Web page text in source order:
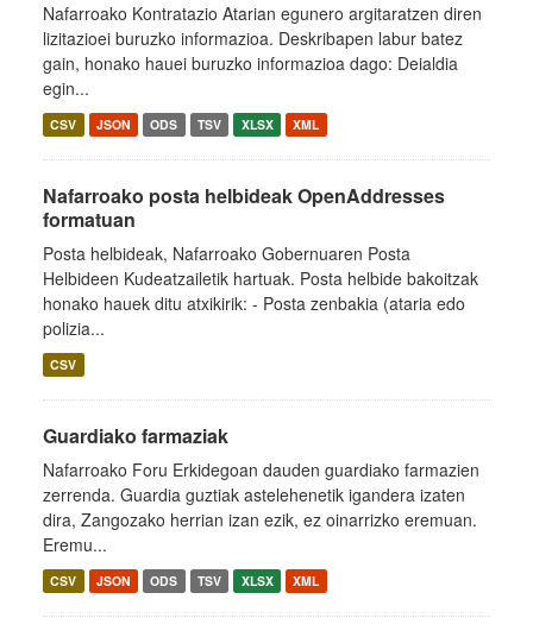
Nafarroako Kontratazio Atarian egunero argitaratzen diren
lizitazioei buruzko informazioa. Deskribapen labur batez
gain, honako hauei buruzko informazioa dago: Deialdia
egin...
CSV JSON ODS TSV XLSX XML
Nafarroako posta helbideak OpenAddresses
formatuan
Posta helbideak, Nafarroako Gobernuaren Posta
Helbideen Kudeatzailetik hartuak. Posta helbide bakoitzak
honako hauek ditu atxikirik: - Posta zenbakia (ataria edo
polizia...
CSV
Guardiako farmaziak
Nafarroako Foru Erkidegoan dauden guardiako farmazien
zerrenda. Guardia guztiak astelehenetik igandera izaten
dira, Zangozako herrian izan ezik, ez oinarrizko eremuan.
Eremu...
CSV JSON ODS TSV XLSX XML